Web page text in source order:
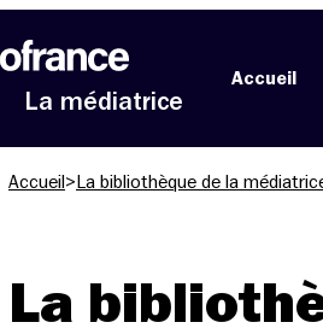
La médiatrice
Accueil
Accueil > La bibliothèque de la
La